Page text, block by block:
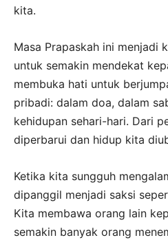
kita.
Masa Prapaskah ini menjadi
untuk semakin mendekat
membuka hati untuk
pribadi: dalam doa, dalam
kehidupan sehari-hari. Dari
diperbarui dan hidup kita
Ketika kita sungguh
dipanggil menjadi saksi
Kita membawa orang lain
semakin banyak orang